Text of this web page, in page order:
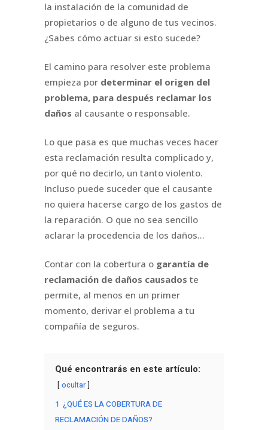
la instalación de la comunidad de
propietarios o de alguno de tus vecinos.
¿Sabes cómo actuar si esto sucede?
El camino para resolver este problema
empieza por determinar el origen del
problema, para después reclamar los
daños al causante o responsable.
Lo que pasa es que muchas veces hacer
esta reclamación resulta complicado y,
por qué no decirlo, un tanto violento.
Incluso puede suceder que el causante
no quiera hacerse cargo de los gastos de
la reparación. O que no sea sencillo
aclarar la procedencia de los daños…
Contar con la cobertura o garantía de
reclamación de daños causados te
permite, al menos en un primer
momento, derivar el problema a tu
compañía de seguros.
Qué encontrarás en este artículo:
ocultar
1 ¿QUÉ ES LA COBERTURA DE
RECLAMACIÓN DE DAÑOS?